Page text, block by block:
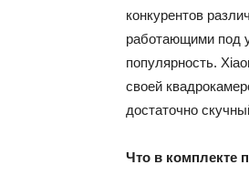
конкурентов
работающими под
популярность.
своей
достаточно
Что в комплекте